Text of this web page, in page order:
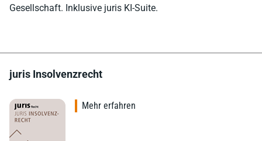
Gesellschaft. Inklusive juris KI-Suite.
juris Insolvenzrecht
Mehr erfahren